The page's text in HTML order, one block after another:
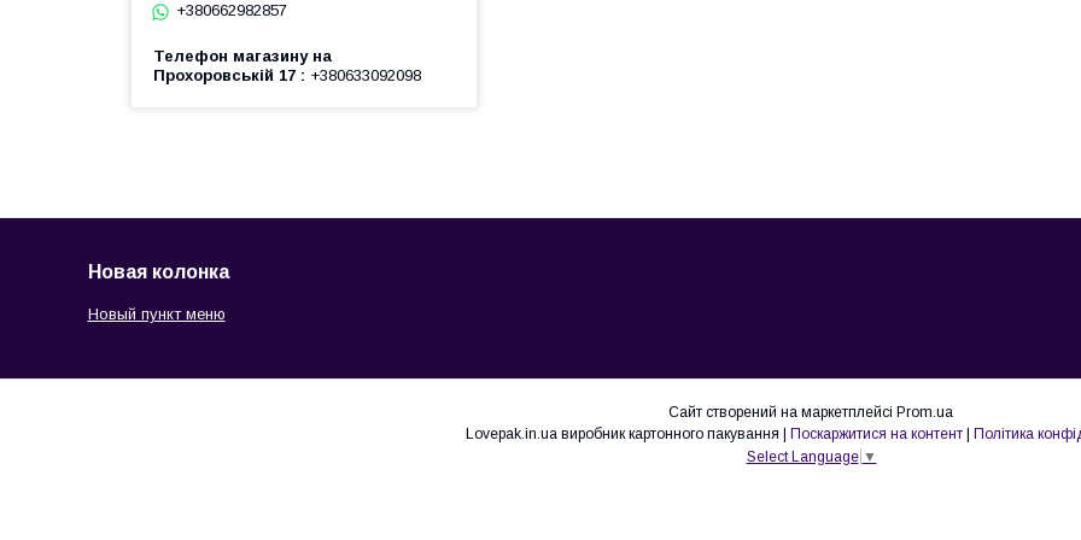
+380662982857
Телефон магазину на
Прохоровській 17
+380633092098
Новая колонка
Новый пункт меню
Сайт створений на маркетплейсі Prom.ua
Lovepak.in.ua виробник картонного пакування | Поскаржитися на контент | Політика
Select Language ▼